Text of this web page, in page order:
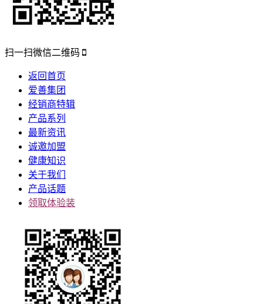
扫一扫微信二维码
返回首页
爱善集团
经销商特辑
产品系列
最新资讯
诚邀加盟
健康知识
关于我们
产品话题
领取体验装